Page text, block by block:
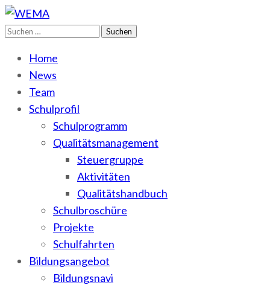
WEMA
BbS I des Salzlandkreises
Suchen
Home
News
Team
Schulprofil
Schulprogramm
Qualitätsmanagement
Steuergruppe
Aktivitäten
Qualitätshandbuch
Schulbroschüre
Projekte
Schulfahrten
Bildungsangebot
Bildungsnavi